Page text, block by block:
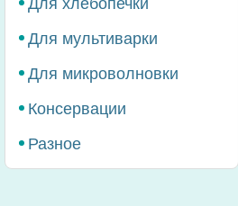
Для мультиварки
Для микроволновки
Консервации
Разное